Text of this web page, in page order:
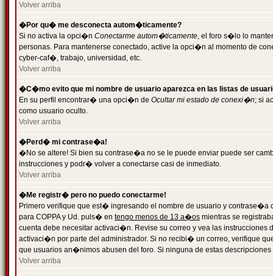
Volver arriba
�Por qu� me desconecta autom�ticamente?
Si no activa la opci�n Conectarme autom�ticamente, el foro s�lo lo
personas. Para mantenerse conectado, active la opci�n al momento de
cyber-caf�, trabajo, universidad, etc.
Volver arriba
�C�mo evito que mi nombre de usuario aparezca en las listas de
En su perfil encontrar� una opci�n de Ocultar mi estado de conexi�n; si
como usuario oculto.
Volver arriba
�Perd� mi contrase�a!
�No se altere! Si bien su contrase�a no se le puede enviar puede ser
instrucciones y podr� volver a conectarse casi de inmediato.
Volver arriba
�Me registr� pero no puedo conectarme!
Primero verifique que est� ingresando el nombre de usuario y
para COPPA y Ud. puls� en tengo menos de 13 a�os mientras se
cuenta debe necesitar activaci�n. Revise su correo y vea las
activaci�n por parte del administrador. Si no recibi� un correo, verifique
que usuarios an�nimos abusen del foro. Si ninguna de estas
Volver arriba